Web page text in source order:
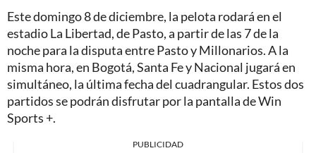
Este domingo 8 de diciembre, la pelota rodará en el
estadio La Libertad, de Pasto, a partir de las 7 de la
noche para la disputa entre Pasto y Millonarios. A la
misma hora, en Bogotá, Santa Fe y Nacional jugará en
simultáneo, la última fecha del cuadrangular. Estos dos
partidos se podrán disfrutar por la pantalla de Win
Sports +.
PUBLICIDAD